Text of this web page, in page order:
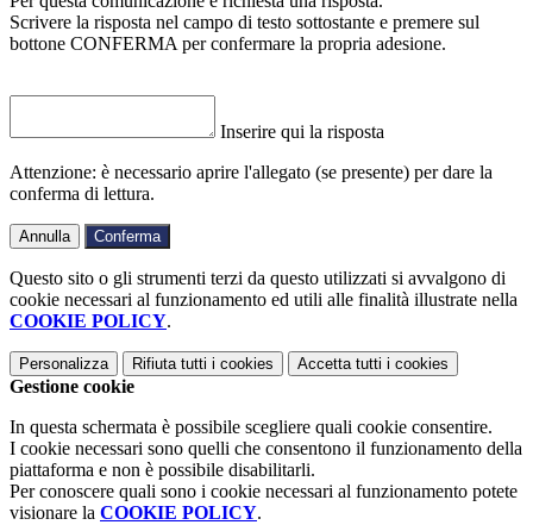
Scrivere la risposta nel campo di testo sottostante e premere sul
bottone CONFERMA per confermare la propria adesione.
Inserire qui la risposta
Attenzione: è necessario aprire l'allegato (se presente) per dare la
conferma di lettura.
Annulla Conferma
Questo sito o gli strumenti terzi da questo utilizzati si avvalgono di
cookie necessari al funzionamento ed utili alle finalità illustrate nella
COOKIE POLICY.
Personalizza Rifiuta tutti i cookies Accetta tutti i cookies
Gestione cookie
In questa schermata è possibile scegliere quali cookie consentire.
I cookie necessari sono quelli che consentono il funzionamento della
piattaforma e non è possibile disabilitarli.
Per conoscere quali sono i cookie necessari al funzionamento potete
visionare la COOKIE POLICY.